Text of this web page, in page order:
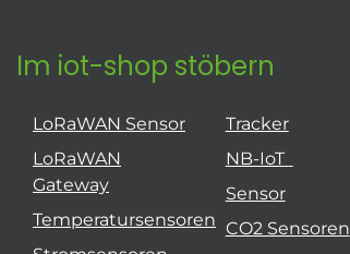
Im iot-shop stöbern
LoRaWAN Sensor
LoRaWAN
Gateway
Temperatursensoren
Tracker
NB-IoT
Sensor
CO2 Sensoren